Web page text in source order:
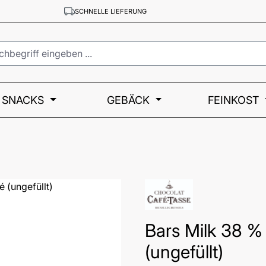
SCHNELLE LIEFERUNG
SNACKS GEBÄCK FEINKOST
Bars Milk 38
(ungefüllt)